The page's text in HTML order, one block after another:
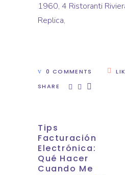
1960, 4 Ristoranti
Replica,
0 COMMENTS
SHARE
Tips
Facturación
Electrónica:
Qué Hacer
Cuando Me